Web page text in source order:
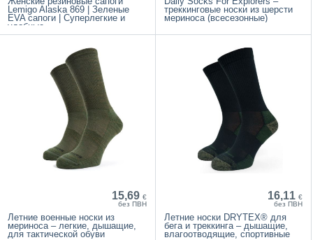
Lemigo Alaska 869 | Зеленые
EVA сапоги | Суперлегкие и
удобные
треккинговые носки из шерсти
мериноса (всесезонные)
15,69 €
без ПВН
Летние военные носки из
мериноса – легкие, дышащие,
для тактической обуви
16,11 €
без ПВН
Летние носки DRYTEX® для
бега и треккинга – дышащие,
влагоотводящие, спортивные